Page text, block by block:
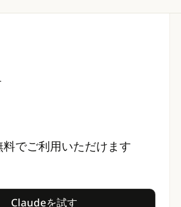
料でご利用いただけます
Claudeを試す
Claudeを試す